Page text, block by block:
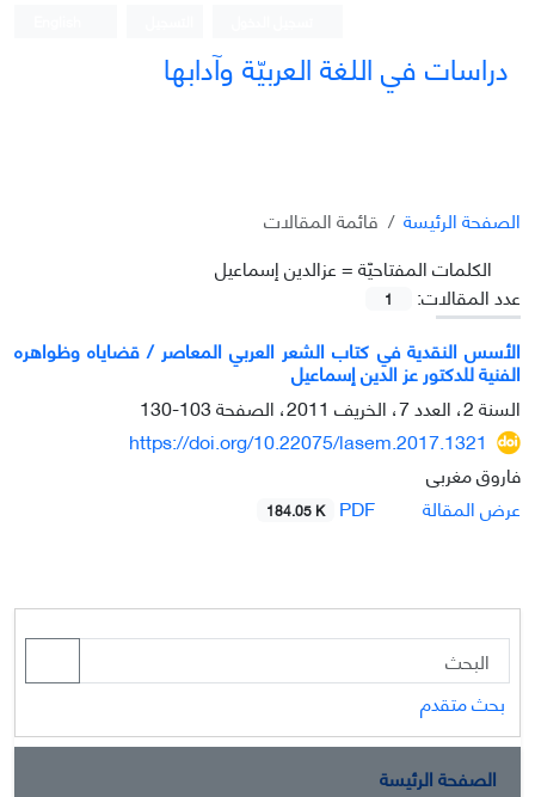
دراسات في اللغة العربيّة وآدابها
الصفحة الرئيسة
قائمة المقالات
الکلمات المفتاحيّة =عزالدين إسماعيل
عدد المقالات:
1
الأسس النقدية في كتاب الشعر العربي المعاصر / قضاياه وظواهره
الفنية للدكتور عز الدين إسماعيل
السنة 2، العدد 7، الخريف 2011، الصفحة
103-130
https://doi.org/10.22075/lasem.2017.1321
فاروق مغربی
عرض المقالة
184.05 K
بحث متقدم
الصفحة الرئيسة